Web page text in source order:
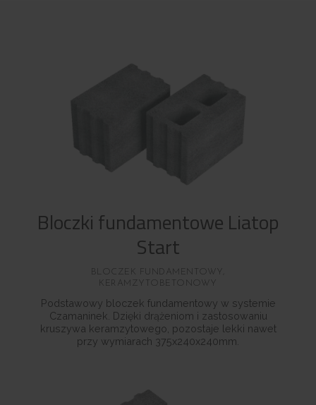
Bloczki fundamentowe Liatop
Start
BLOCZEK FUNDAMENTOWY,
KERAMZYTOBETONOWY
Podstawowy bloczek fundamentowy w systemie
Czamaninek. Dzięki drążeniom i zastosowaniu
kruszywa keramzytowego, pozostaje lekki nawet
przy wymiarach 375x240x240mm.